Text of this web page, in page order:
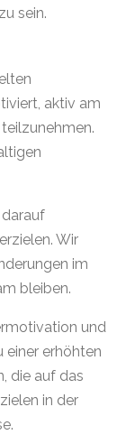
sein.
aktiv am
Wir
im
bleiben.
und
einer erhöhten
die auf das
in der